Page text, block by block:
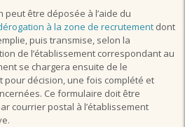
être déposée à l’aide du
à la zone de recrutement dont
puis transmise, selon la
de l’établissement correspondant au
se chargera ensuite de le
décision, une fois complété et
Ce formulaire doit être
courrier postal à l’établissement